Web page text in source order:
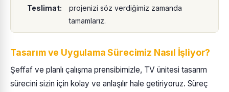
Teslimat:
projenizi söz verdiğimiz zamanda
tamamlarız.
Tasarım ve Uygulama Sürecimiz Nasıl İşliyor?
Şeffaf ve planlı çalışma prensibimizle, TV ünitesi tasarım
sürecini sizin için kolay ve anlaşılır hale getiriyoruz. Süreç